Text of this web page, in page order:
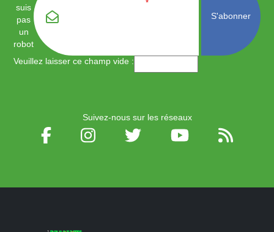
suis
pas
un
robot
*
Veuillez laisser ce champ vide :
Suivez-nous sur les réseaux